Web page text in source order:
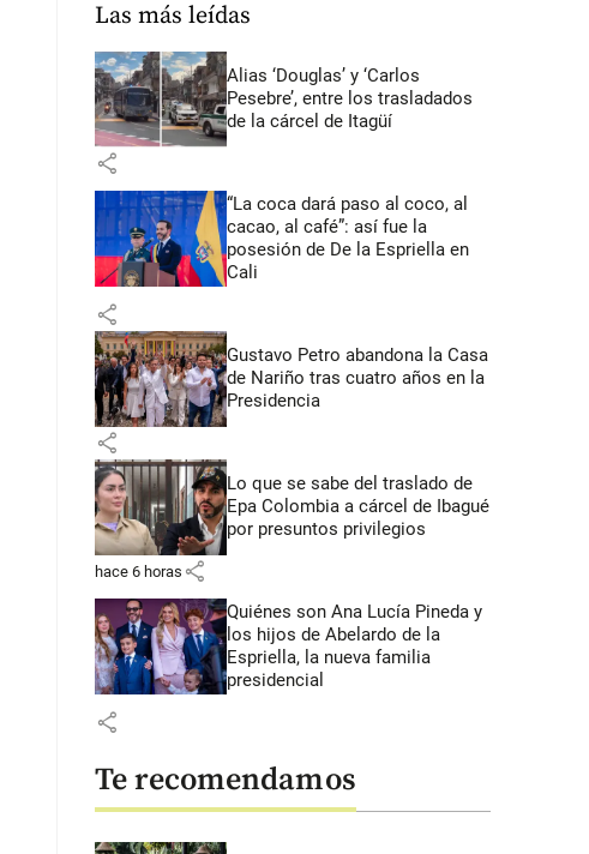
Las más leídas
Alias ‘Douglas’ y ‘Carlos
Pesebre’, entre los trasladados
de la cárcel de Itagüí
share
“La coca dará paso al coco, al
cacao, al café”: así fue la
posesión de De la Espriella en
Cali
share
Gustavo Petro abandona la Casa
de Nariño tras cuatro años en la
Presidencia
share
Lo que se sabe del traslado de
Epa Colombia a cárcel de Ibagué
por presuntos privilegios
hace 6 horas share
Quiénes son Ana Lucía Pineda y
los hijos de Abelardo de la
Espriella, la nueva familia
presidencial
share
Te recomendamos